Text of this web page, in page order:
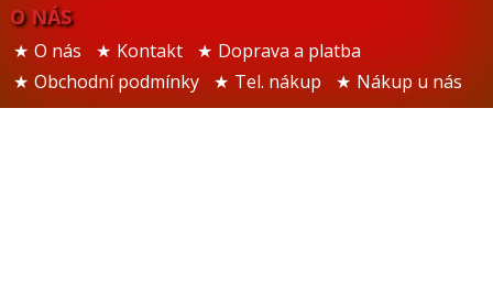
O NÁS
O nás Kontakt
Doprava a platba
Obchodní podmínky
Tel. nákup Nákup u nás